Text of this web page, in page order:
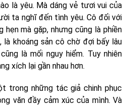
là yêu. Mà dáng vẻ tươi vui của
ta nghĩ đến tình yêu. Cô đối với
hẹn mà gặp, nhưng cũng là phiền
là khoáng sản cô chờ đợi bấy lâu
là mối nguy hiểm. Tuy nhiên
xích lại gần nhau hơn.
trong những tác giả chinh phục
văn đầy cảm xúc của mình. Và